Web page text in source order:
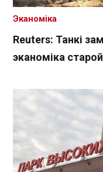
Reuters: Танкі
эканоміка
Эканоміка